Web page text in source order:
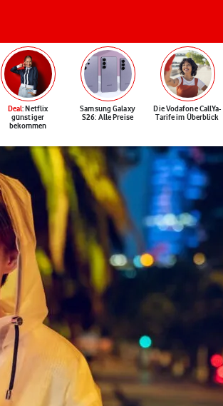
Deal: Netflix
günstiger
bekommen
Samsung Galaxy
S26: Alle Preise
Die Vodafone CallYa-
Tarife im Überblick